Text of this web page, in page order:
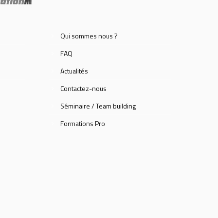
Qui sommes nous ?
FAQ
Actualités
Contactez-nous
Séminaire / Team building
Formations Pro